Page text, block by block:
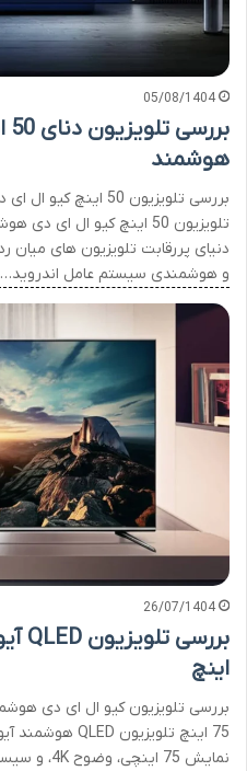
05/08/1404
هوشمند
و هوشمندی سیستم عامل اندروید…
26/07/1404
اینچ